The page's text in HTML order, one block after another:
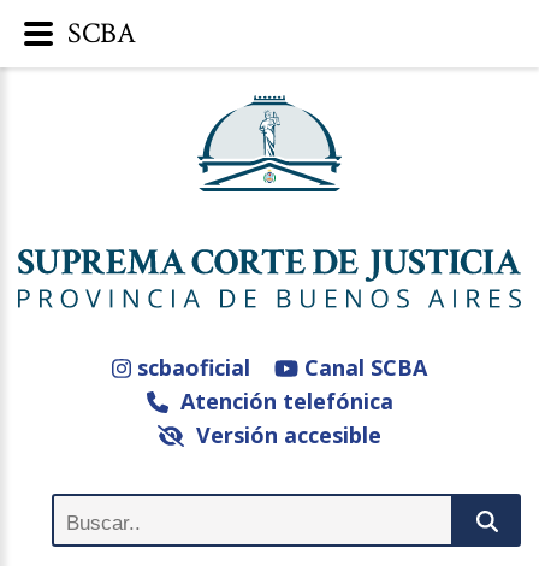
scbaoficial
Canal SCBA
Atención telefónica
Versión accesible
SCBA